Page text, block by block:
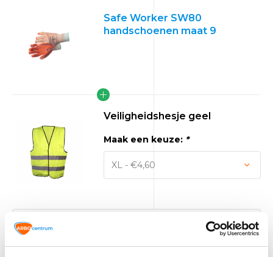
Safe Worker SW80
handschoenen maat 9
Veiligheidshesje geel
Maak een keuze: *
Veiligheidshesje XL
TIP!